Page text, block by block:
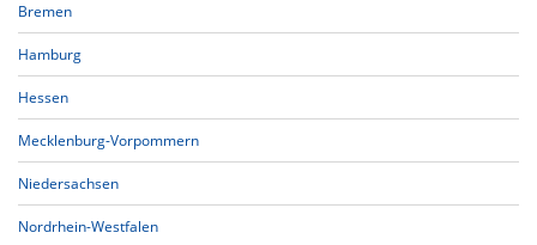
Bremen
Hamburg
Hessen
Mecklenburg-Vorpommern
Niedersachsen
Nordrhein-Westfalen